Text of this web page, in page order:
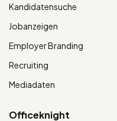
Kandidatensuche
Jobanzeigen
Employer Branding
Recruiting
Mediadaten
Officeknight